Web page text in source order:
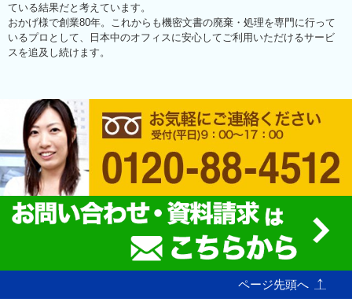
ている結果だと考えています。
おかげ様で創業80年。これからも機密文書の廃棄・処理を専門に行って
いるプロとして、日本中のオフィスに安心してご利用いただけるサービ
スを追及し続けます。
ページ先頭へ